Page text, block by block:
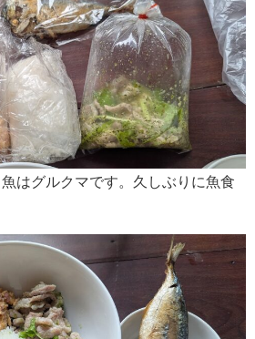
はグルクマです。久しぶりに魚食